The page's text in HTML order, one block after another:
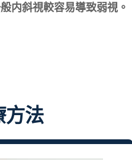
内斜視較容易導致弱視。
方法